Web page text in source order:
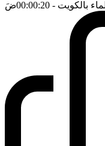
بالكويت - 00:00:20 ضَ